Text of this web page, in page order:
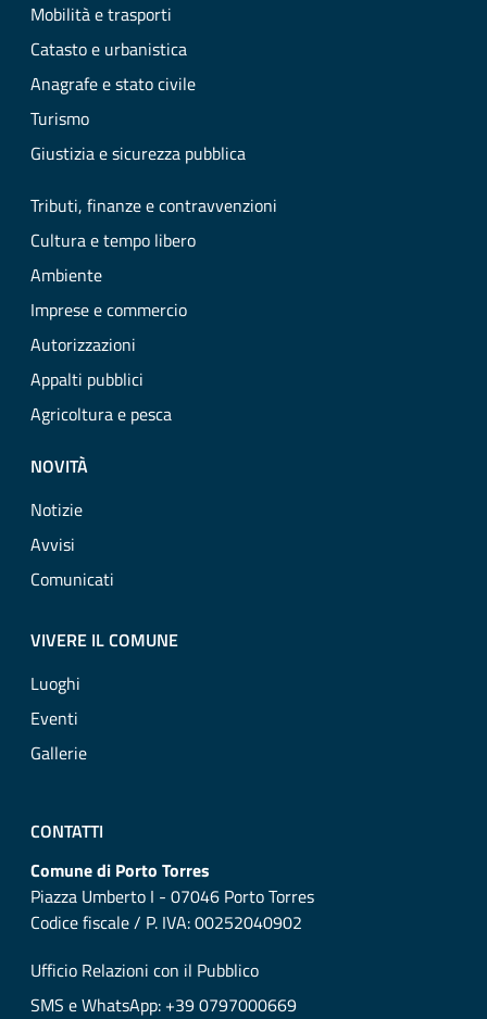
Mobilità e trasporti
Catasto e urbanistica
Anagrafe e stato civile
Turismo
Giustizia e sicurezza pubblica
Tributi, finanze e contravvenzioni
Cultura e tempo libero
Ambiente
Imprese e commercio
Autorizzazioni
Appalti pubblici
Agricoltura e pesca
NOVITÀ
Notizie
Avvisi
Comunicati
VIVERE IL COMUNE
Luoghi
Eventi
Gallerie
CONTATTI
Comune di Porto Torres
Piazza Umberto I - 07046 Porto Torres
Codice fiscale / P. IVA: 00252040902
Ufficio Relazioni con il Pubblico
SMS e WhatsApp: +39 0797000669